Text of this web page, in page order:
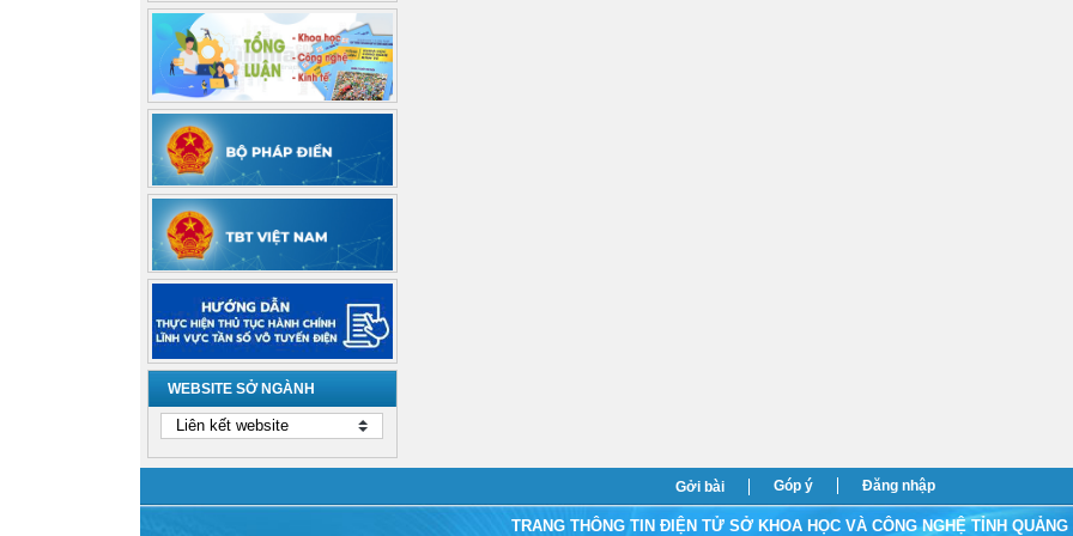
WEBSITE SỞ NGÀNH
Gởi bài Góp ý Đăng nhập
TRANG THÔNG TIN ĐIỆN TỬ SỞ KHOA HỌC VÀ CÔNG NGHỆ TỈNH QUẢNG